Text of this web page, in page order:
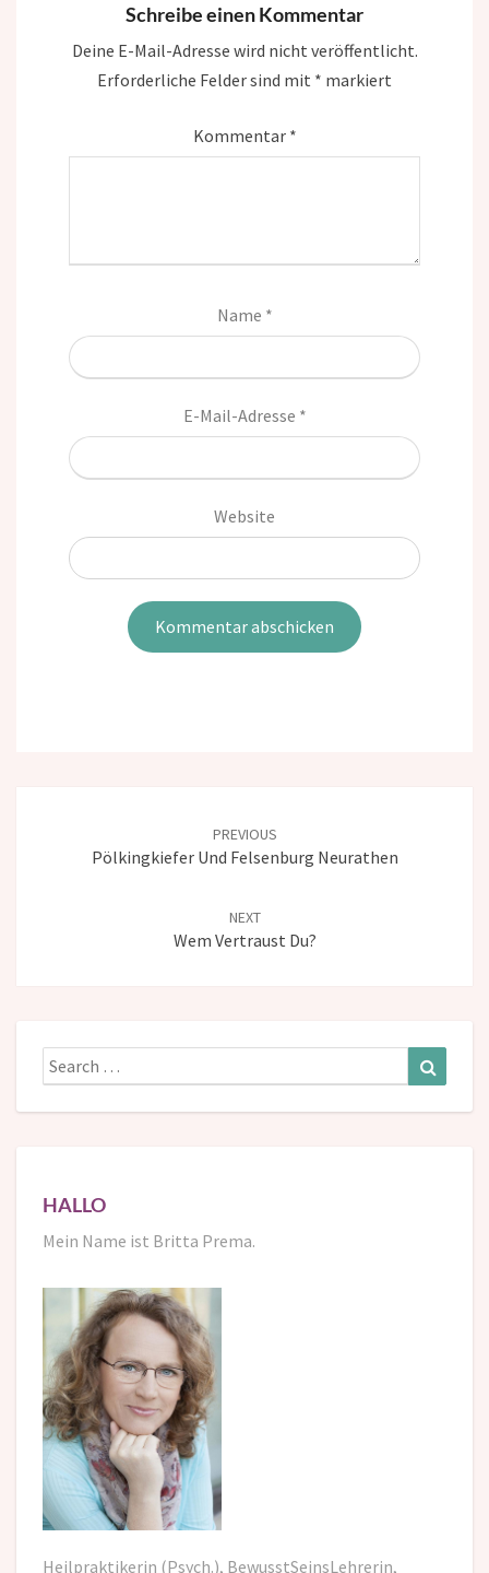
Schreibe einen Kommentar
Deine E-Mail-Adresse wird nicht veröffentlicht.
Erforderliche Felder sind mit * markiert
Kommentar *
Name *
E-Mail-Adresse *
Website
PREVIOUS
Pölkingkiefer Und Felsenburg Neurathen
NEXT
Wem Vertraust Du?
Search
for:
HALLO
Mein Name ist Britta Prema.
Heilpraktikerin (Psych.), BewusstSeinsLehrerin,